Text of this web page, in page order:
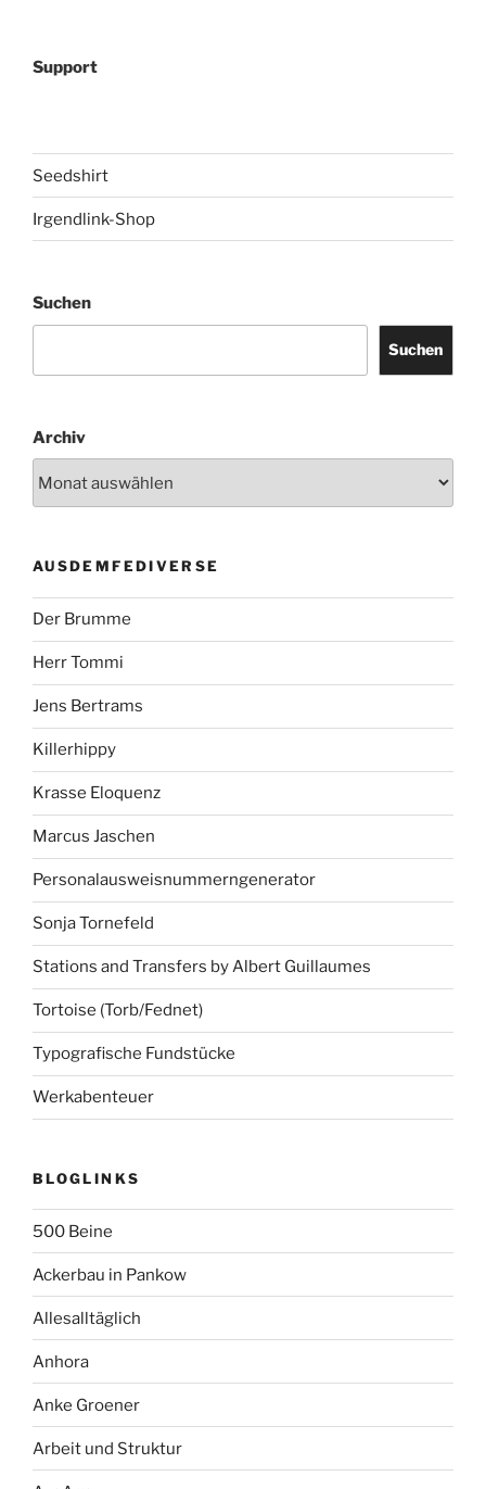
Support
Seedshirt
Irgendlink-Shop
Suchen
Suchen
Archiv
AUSDEMFEDIVERSE
Der Brumme
Herr Tommi
Jens Bertrams
Killerhippy
Krasse Eloquenz
Marcus Jaschen
Personalausweisnummerngenerator
Sonja Tornefeld
Stations and Transfers by Albert Guillaumes
Tortoise (Torb/Fednet)
Typografische Fundstücke
Werkabenteuer
BLOGLINKS
500 Beine
Ackerbau in Pankow
Allesalltäglich
Anhora
Anke Groener
Arbeit und Struktur